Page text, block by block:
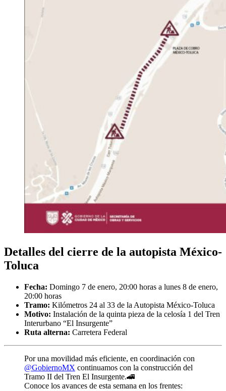
Detalles del cierre de la autopista México-
Toluca
Fecha: Domingo 7 de enero, 20:00 horas a lunes 8 de enero,
20:00 horas
Tramo: Kilómetros 24 al 33 de la Autopista México-Toluca
Motivo: Instalación de la quinta pieza de la celosía 1 del Tren
Interurbano “El Insurgente”
Ruta alterna: Carretera Federal
Por una movilidad más eficiente, en coordinación con
@GobiernoMX continuamos con la construcción del
Tramo II del Tren El Insurgente.🚄
Conoce los avances de esta semana en los frentes: